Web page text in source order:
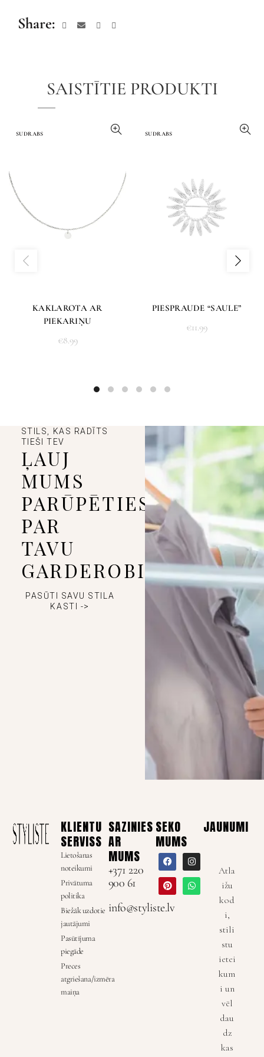
Share
SAISTĪTIE PRODUKTI
SUDRABS
KAKLAROTA AR
PIEKARIŅU
€8.99
SUDRABS
PIESPRAUDE “SAULE”
€11.99
STILS, KAS RADĪTS
TIEŠI TEV
ĻAUJ
MUMS
PARŪPĒTIES
PAR
TAVU
GARDEROBI
PASŪTI SAVU STILA
KASTI ->
KLIENTU
SERVISS
Lietošanas
noteikumi
Privātuma
politika
Biežāk uzdotie
jautājumi
Pasūtījuma
piegāde
Preces
atgriešana/izmēra
maiņa
SAZINIES
AR
MUMS
+371 220
900 61
info@styliste.lv
SEKO
MUMS
JAUNUMI
Atla
ižu
kod
i,
stili
stu
ietei
kum
i un
vēl
dau
dz
kas